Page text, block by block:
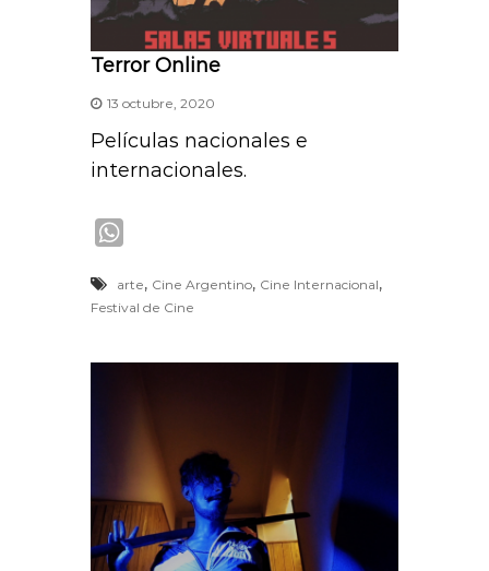
Terror Online
13 octubre, 2020
Películas nacionales e
internacionales.
a
t
arte, Cine Argentino, Cine Internacional,
Festival de Cine